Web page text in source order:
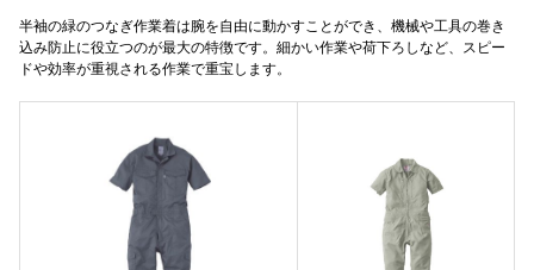
半袖の緑のつなぎ作業着は腕を自由に動かすことができ、機械や工具の巻き
込み防止に役立つのが最大の特徴です。細かい作業や荷下ろしなど、スピー
ドや効率が重視される作業で重宝します。